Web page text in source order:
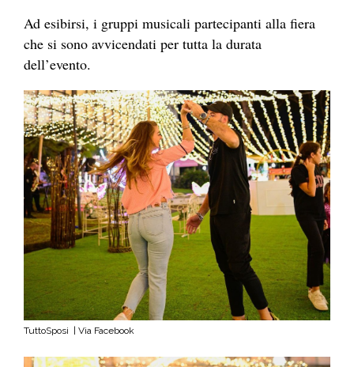
Ad esibirsi, i gruppi musicali partecipanti alla fiera
che si sono avvicendati per tutta la durata
dell’evento.
TuttoSposi | Via Facebook